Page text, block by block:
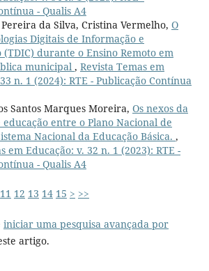
- Qualis A4
da Silva, Cristina Vermelho, O
Digitais de Informação e
(TDIC) durante o Ensino Remoto em
municipal , Revista Temas em
n. 1 (2024): RTE - Publicação Contínua
Santos Marques Moreira, Os nexos da
entre o Plano Nacional de
Nacional da Educação Básica. ,
em Educação: v. 32 n. 1 (2023): RTE -
- Qualis A4
11 12 13 14 15 > >>
iniciar uma pesquisa avançada por
artigo.